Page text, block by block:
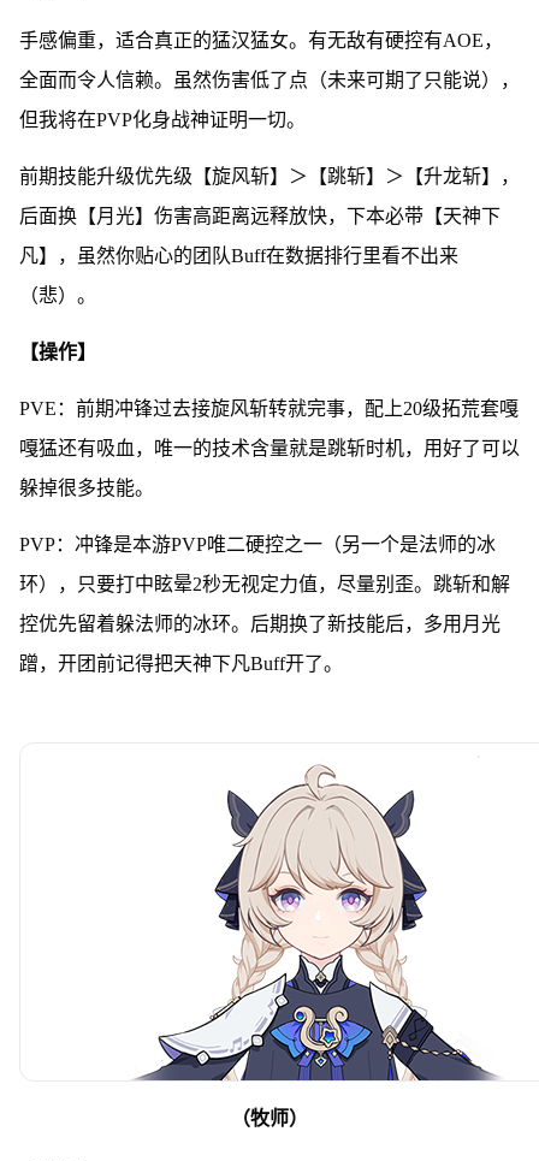
手感偏重，适合真正的猛汉猛女。有无敌有硬控有AOE，
全面而令人信赖。虽然伤害低了点（未来可期了只能说），
但我将在PVP化身战神证明一切。
前期技能升级优先级【旋风斩】＞【跳斩】＞【升龙斩】，
后面换【月光】伤害高距离远释放快，下本必带【天神下
凡】，虽然你贴心的团队Buff在数据排行里看不出来
（悲）。
【操作】
PVE：前期冲锋过去接旋风斩转就完事，配上20级拓荒套嘎
嘎猛还有吸血，唯一的技术含量就是跳斩时机，用好了可以
躲掉很多技能。
PVP：冲锋是本游PVP唯二硬控之一（另一个是法师的冰
环），只要打中眩晕2秒无视定力值，尽量别歪。跳斩和解
控优先留着躲法师的冰环。后期换了新技能后，多用月光
蹭，开团前记得把天神下凡Buff开了。
（牧师）